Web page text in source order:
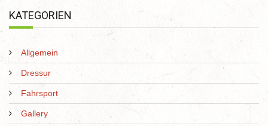
KATEGORIEN
Allgemein
Dressur
Fahrsport
Gallery